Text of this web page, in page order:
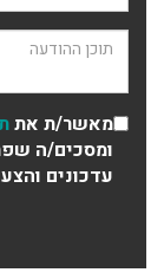
תוכן ההודעה
מאשר/ת את
ומסכים/ה
עדכונים